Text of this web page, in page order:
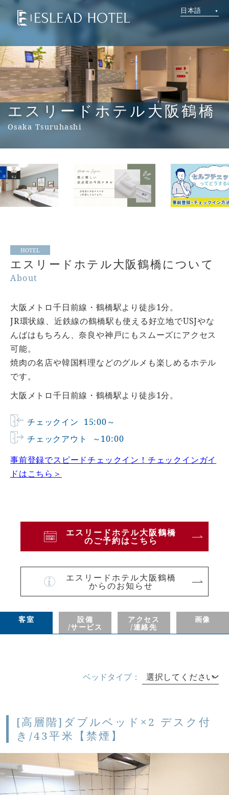
日本語
エスリードホテル大阪鶴橋
Osaka Tsuruhashi
HOTEL
エスリードホテル大阪鶴橋について
About
大阪メトロ千日前線・鶴橋駅より徒歩1分。
JR環状線、近鉄線の鶴橋駅も使える好立地でUSJやな
んばはもちろん、奈良や神戸にもスムーズにアクセス
可能。
焼肉の名店や韓国料理などのグルメも楽しめるホテル
です。
大阪メトロ千日前線・鶴橋駅より徒歩1分。
チェックイン 15:00～
チェックアウト
～10:00
事前登録でスピードチェックイン！チェックインガイ
ドはこちら＞
エスリードホテル大阪鶴橋
のご予約はこちら
エスリードホテル大阪鶴橋
からのお知らせ
客室 設備
/サービス
アクセス
/連絡先
画像
ベッドタイプ： 選択してください
[高層階]ダブルベッド×2 デスク付
き/43平米【禁煙】